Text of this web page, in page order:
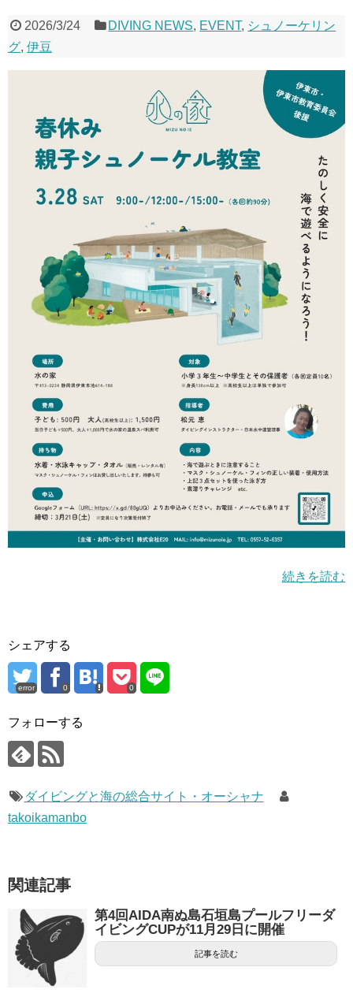
2026/3/24 DIVING NEWS, EVENT, シュノーケリン
グ, 伊豆
続きを読む
シェアする
error 0 0
フォローする
ダイビングと海の総合サイト・オーシャナ
takoikamanbo
関連記事
第4回AIDA南ぬ島石垣島プールフリーダ
イビングCUPが11月29日に開催
記事を読む